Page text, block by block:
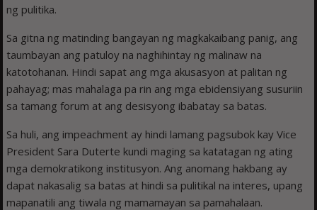
ng pulitika.
Sa gitna ng matinding bangayan ng magkakaibang panig, ang
taumbayan ang patuloy na naghihintay ng malinaw na
katotohanan. Hindi sapat ang mga akusasyon at palitan ng
pahayag; mas mahalaga pa rin ang mga ebidensiyang susuriin
sa tamang forum at ang desisyong ibabatay sa batas.
Sa huli, ang impeachment ay hindi lamang pagsubok kay Vice
President Sara Duterte kundi maging sa katatagan ng ating
mga demokratikong institusyon. Ang anomang hakbang ay
dapat nakasalig sa batas at hindi sa pulitikal na interes, upang
mapanatili ang tiwala ng mamamayan sa pamahalaan.